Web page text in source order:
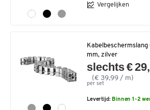
Vergelijken
Kabelbeschermslang
mm, zilver
slechts €
(€ 39,99 / m)
per set
Levertijd: Binnen 1-2